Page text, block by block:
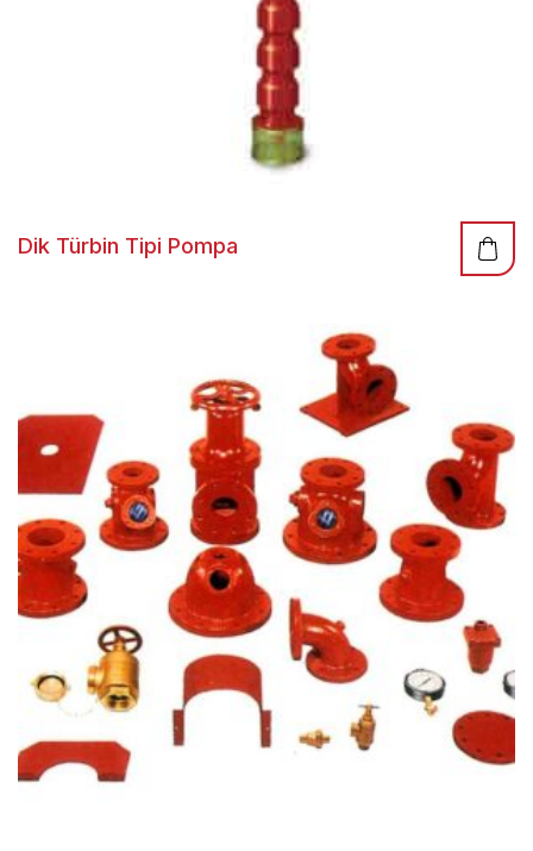
Dik Türbin Tipi Pompa